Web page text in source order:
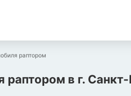
раптором
раптором в г.